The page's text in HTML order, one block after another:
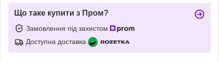
Що таке купити з Пром?
Замовлення під захистом
Доступна доставка